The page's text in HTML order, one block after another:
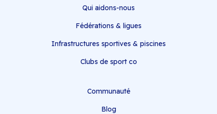
Qui aidons-nous
Fédérations & ligues
Infrastructures sportives & piscines
Clubs de sport co
Communauté
Blog